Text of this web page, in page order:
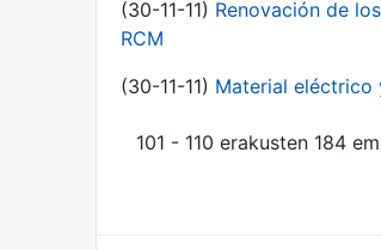
(30-11-11) Renovación de
RCM
(30-11-11) Material eléctrico
101 - 110 erakusten 184